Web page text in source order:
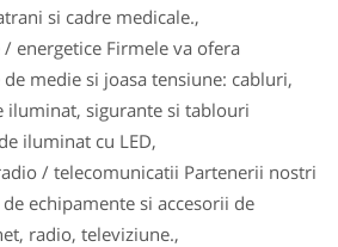
si cadre medicale.,
energetice Firmele va ofera
medie si joasa tensiune: cabluri,
iluminat, sigurante si tablouri
iluminat cu LED,
/ telecomunicatii Partenerii nostri
echipamente si accesorii de
radio, televiziune.,